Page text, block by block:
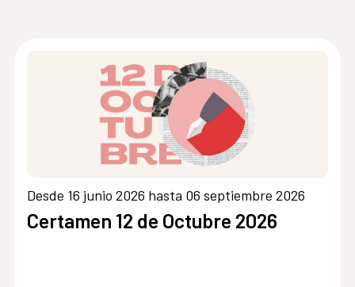
Desde 16 junio 2026 hasta 06 septiembre 2026
Certamen 12 de Octubre 2026